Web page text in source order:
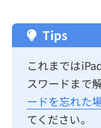
Tips
これまでは
スワードまで
ードを忘れた
てください。